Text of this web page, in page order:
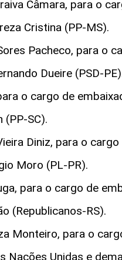
Câmara, para o
Cristina (PP-MS).
Pacheco, para o
Dueire (PSD-
o cargo de
(PP-SC).
Diniz, para o
Moro (PL-PR).
para o cargo de
(Republicanos-RS).
Monteiro, para o
Nações Unidas e